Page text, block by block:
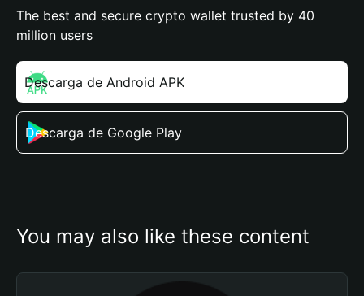
The best and secure crypto wallet trusted by 40
million users
Descarga de Android APK
Descarga de Google Play
You may also like these content